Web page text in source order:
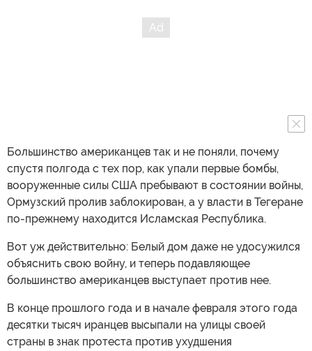
Большинство американцев так и не поняли, почему
спустя полгода с тех пор, как упали первые бомбы,
вооруженные силы США пребывают в состоянии войны,
Ормузский пролив заблокирован, а у власти в Тегеране
по-прежнему находится Исламская Республика.
Вот уж действительно: Белый дом даже не удосужился
объяснить свою войну, и теперь подавляющее
большинство американцев выступает против нее.
В конце прошлого года и в начале февраля этого года
десятки тысяч иранцев высыпали на улицы своей
страны в знак протеста против ухудшения